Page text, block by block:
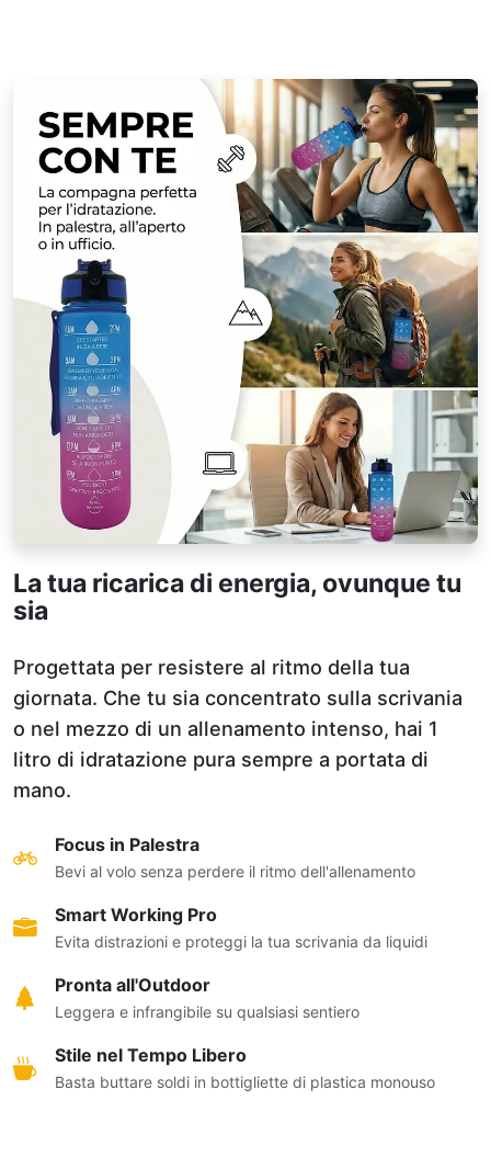
La tua ricarica di energia, ovunque tu
sia
Progettata per resistere al ritmo della tua
giornata. Che tu sia concentrato sulla scrivania
o nel mezzo di un allenamento intenso, hai 1
litro di idratazione pura sempre a portata di
mano.
Focus in Palestra
Bevi al volo senza perdere il ritmo dell'allenamento
Smart Working Pro
Evita distrazioni e proteggi la tua scrivania da liquidi
Pronta all'Outdoor
Leggera e infrangibile su qualsiasi sentiero
Stile nel Tempo Libero
Basta buttare soldi in bottigliette di plastica monouso